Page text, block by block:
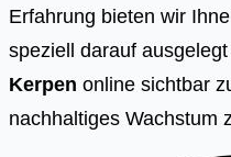
Erfahrung bieten wir
speziell darauf
Kerpen online sichtbar
nachhaltiges Wachstum